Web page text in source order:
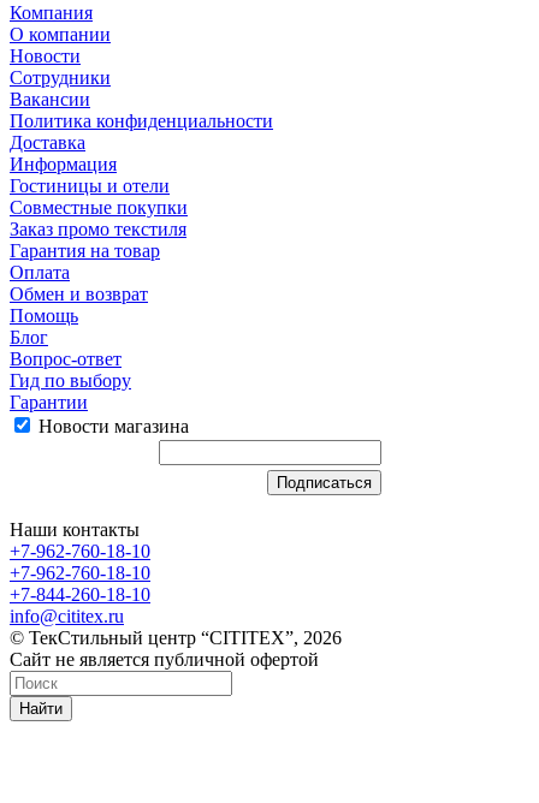
Компания
О компании
Новости
Сотрудники
Вакансии
Политика конфиденциальности
Доставка
Информация
Гостиницы и отели
Совместные покупки
Заказ промо текстиля
Гарантия на товар
Оплата
Обмен и возврат
Помощь
Блог
Вопрос-ответ
Гид по выбору
Гарантии
Новости магазина
Наши контакты
+7-962-760-18-10
+7-962-760-18-10
+7-844-260-18-10
info@cititex.ru
© ТекСтильный центр “CITITEX”, 2026
Сайт не является публичной офертой
Найти